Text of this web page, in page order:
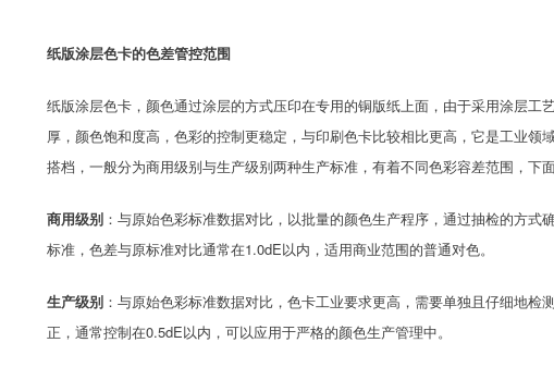
纸版涂层色卡的色差管控范围
纸版涂层色卡，颜色通过涂层的方式压印在专用的铜版纸上面，由于采用涂层工
厚，颜色饱和度高， 色彩的控制更稳定，与印刷色卡比较相比更高，它是工业领
搭档，一般分为商用级别与生产级别两种生产标准，有着不同色彩容差范围，下面
商用级别 ：与原始色彩标准数据对比，以批量的颜色生产程序，通过抽检的方式
标准，色差与原标准对比通常在1.0dE以内， 适用商业范围的普通对色。
生产级别 ： 与原始色彩标准数据对比， 色卡工业要求更高，需要单独且仔细地检
正，通常控制在0.5dE以内，可以应用于严格的颜色生产管理中。